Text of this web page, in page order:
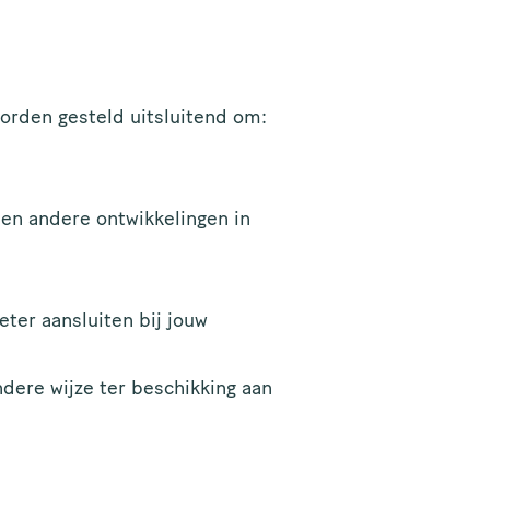
gesteld uitsluitend om:
andere ontwikkelingen in
aansluiten bij jouw
wijze ter beschikking aan